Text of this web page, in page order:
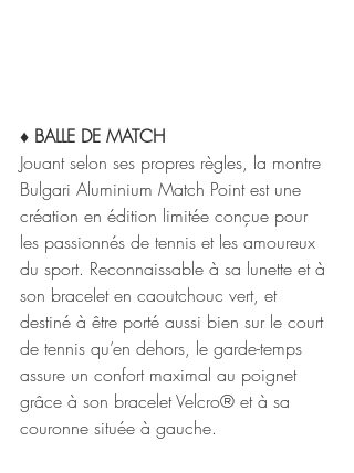
♦ BALLE DE MATCH
Jouant selon ses propres règles, la montre
Bulgari Aluminium Match Point est une
création en édition limitée conçue pour
les passionnés de tennis et les amoureux
du sport. Reconnaissable à sa lunette et à
son bracelet en caoutchouc vert, et
destiné à être porté aussi bien sur le court
de tennis qu’en dehors, le garde-temps
assure un confort maximal au poignet
grâce à son bracelet Velcro® et à sa
couronne située à gauche.